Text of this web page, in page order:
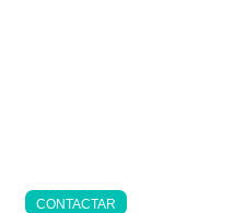
CONTACTAR